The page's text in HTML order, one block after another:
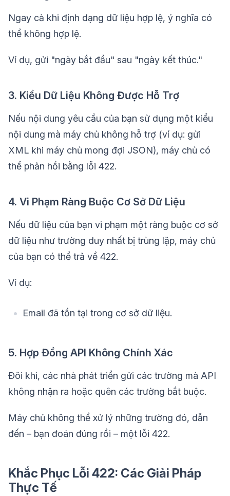
Ngay cả khi định dạng dữ liệu hợp lệ, ý nghĩa có
thể không hợp lệ.
Ví dụ, gửi "ngày bắt đầu" sau "ngày kết thúc."
3. Kiểu Dữ Liệu Không Được Hỗ Trợ
Nếu nội dung yêu cầu của bạn sử dụng một kiểu
nội dung mà máy chủ không hỗ trợ (ví dụ: gửi
XML khi máy chủ mong đợi JSON), máy chủ có
thể phản hồi bằng lỗi 422.
4. Vi Phạm Ràng Buộc Cơ Sở Dữ Liệu
Nếu dữ liệu của bạn vi phạm một ràng buộc cơ sở
dữ liệu như trường duy nhất bị trùng lặp, máy chủ
của bạn có thể trả về 422.
Ví dụ:
Email đã tồn tại trong cơ sở dữ liệu.
5. Hợp Đồng API Không Chính Xác
Đôi khi, các nhà phát triển gửi các trường mà API
không nhận ra hoặc quên các trường bắt buộc.
Máy chủ không thể xử lý những trường đó, dẫn
đến – bạn đoán đúng rồi – một lỗi 422.
Khắc Phục Lỗi 422: Các Giải Pháp
Thực Tế